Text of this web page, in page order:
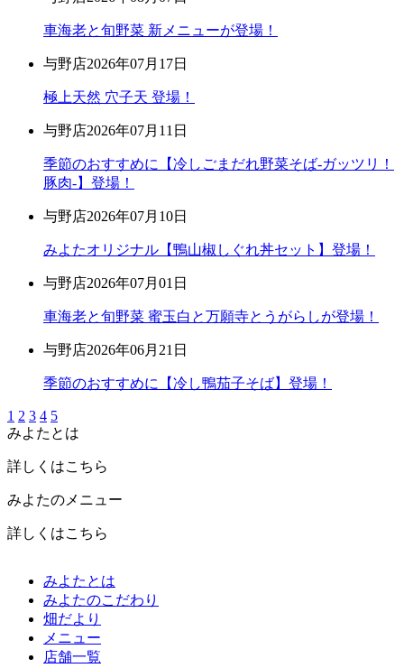
車海老と旬野菜 新メニューが登場！
与野店2026年07月17日
極上天然 穴子天 登場！
与野店2026年07月11日
季節のおすすめに【冷しごまだれ野菜そば-ガッツリ！
豚肉-】登場！
与野店2026年07月10日
みよたオリジナル【鴨山椒しぐれ丼セット】登場！
与野店2026年07月01日
車海老と旬野菜 蜜玉白と万願寺とうがらしが登場！
与野店2026年06月21日
季節のおすすめに【冷し鴨茄子そば】登場！
1 2 3 4 5
みよたとは
詳しくはこちら
みよたのメニュー
詳しくはこちら
みよたとは
みよたのこだわり
畑だより
メニュー
店舗一覧